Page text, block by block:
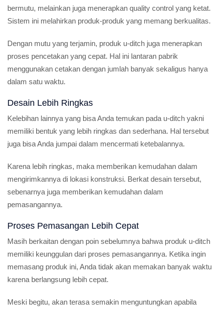
bermutu, melainkan juga menerapkan quality control yang ketat.
Sistem ini melahirkan produk-produk yang memang berkualitas.
Dengan mutu yang terjamin, produk u-ditch juga menerapkan
proses pencetakan yang cepat. Hal ini lantaran pabrik
menggunakan cetakan dengan jumlah banyak sekaligus hanya
dalam satu waktu.
Desain Lebih Ringkas
Kelebihan lainnya yang bisa Anda temukan pada u-ditch yakni
memiliki bentuk yang lebih ringkas dan sederhana. Hal tersebut
juga bisa Anda jumpai dalam mencermati ketebalannya.
Karena lebih ringkas, maka memberikan kemudahan dalam
mengirimkannya di lokasi konstruksi. Berkat desain tersebut,
sebenarnya juga memberikan kemudahan dalam
pemasangannya.
Proses Pemasangan Lebih Cepat
Masih berkaitan dengan poin sebelumnya bahwa produk u-ditch
memiliki keunggulan dari proses pemasangannya. Ketika ingin
memasang produk ini, Anda tidak akan memakan banyak waktu
karena berlangsung lebih cepat.
Meski begitu, akan terasa semakin menguntungkan apabila